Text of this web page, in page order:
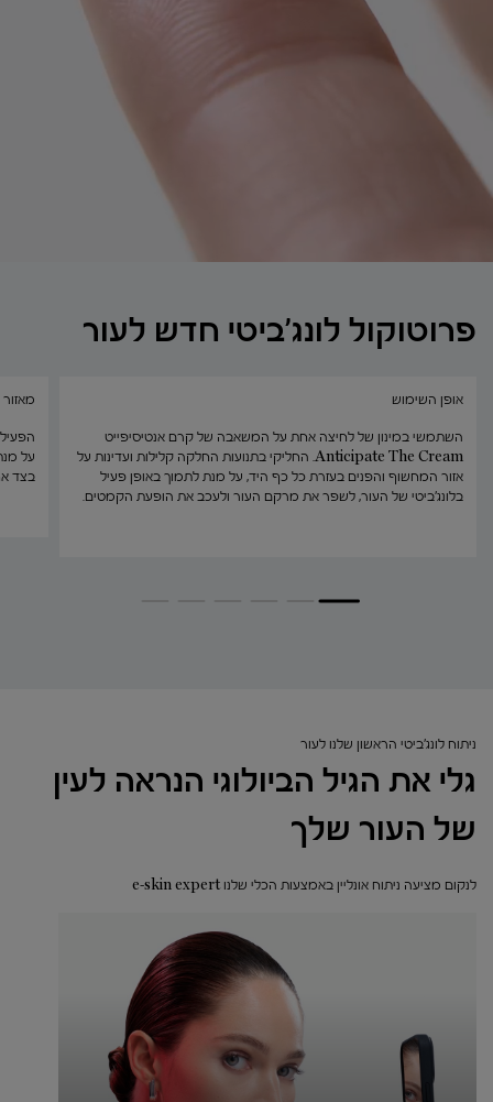
פרוטוקול לונג'ביטי חדש לעור
אופן השימוש
השתמשי במינון של לחיצה אחת על המשאבה של קרם אנטיסיפייט
Anticipate The Cream. החליקי בתנועות החלקה קלילות ועדינות על
אזור המחשוף והפנים בעזרת כל כף היד, על מנת לתמוך באופן פעיל
בלונג'ביטי של העור, לשפר את מרקם העור ולעכב את הופעת הקמטים.
על
בצד
ניתוח לונג'ביטי הראשון שלנו לעור
גלי את הגיל הביולוגי הנראה לעין
של העור שלך
לנקום מציעה ניתוח אונליין באמצעות הכלי שלנו e-skin expert